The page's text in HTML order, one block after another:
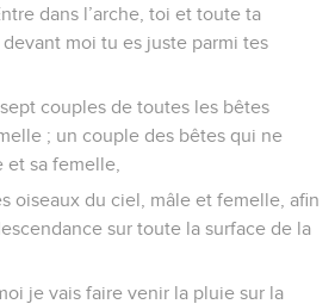
dans l’arche, toi et toute ta
moi tu es juste parmi tes
couples de toutes les bêtes
; un couple des bêtes qui ne
et sa femelle,
oiseaux du ciel, mâle et femelle, afin
sur toute la surface de la
je vais faire venir la pluie sur la